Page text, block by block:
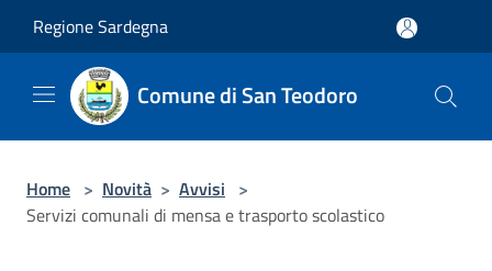
Regione Sardegna
Comune di San Teodoro
Home > Novità > Avvisi >
Servizi comunali di mensa e trasporto scolastico